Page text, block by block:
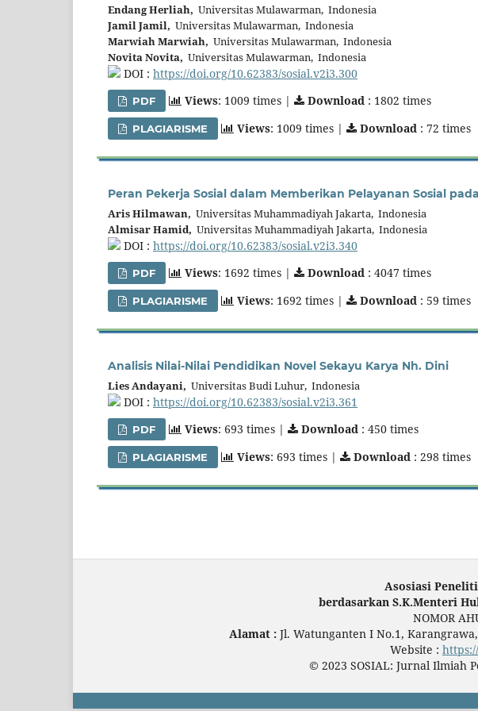
Endang Herliah, Universitas Mulawarman, Indonesia
Jamil Jamil, Universitas Mulawarman, Indonesia
Marwiah Marwiah, Universitas Mulawarman, Indonesia
Novita Novita, Universitas Mulawarman, Indonesia
DOI : https://doi.org/10.62383/sosial.v2i3.300
PDF Views: 1009 times | Download : 1802 times
PLAGIARISME Views: 1009 times | Download : 72 times
Peran Pekerja Sosial dalam Memberikan Pelayanan Sosial
Aris Hilmawan, Universitas Muhammadiyah Jakarta, Indonesia
Almisar Hamid, Universitas Muhammadiyah Jakarta, Indonesia
DOI : https://doi.org/10.62383/sosial.v2i3.340
PDF Views: 1692 times | Download : 4047 times
PLAGIARISME Views: 1692 times | Download : 59 times
Analisis Nilai-Nilai Pendidikan Novel Sekayu Karya Nh. Dini
Lies Andayani, Universitas Budi Luhur, Indonesia
DOI : https://doi.org/10.62383/sosial.v2i3.361
PDF Views: 693 times | Download : 450 times
PLAGIARISME Views: 693 times | Download : 298 times
Asosiasi
berdasarkan S.K.Menteri
NOMOR
Alamat : Jl. Watunganten I No.1,
Website :
© 2023 SOSIAL: Jurnal Ilmiah